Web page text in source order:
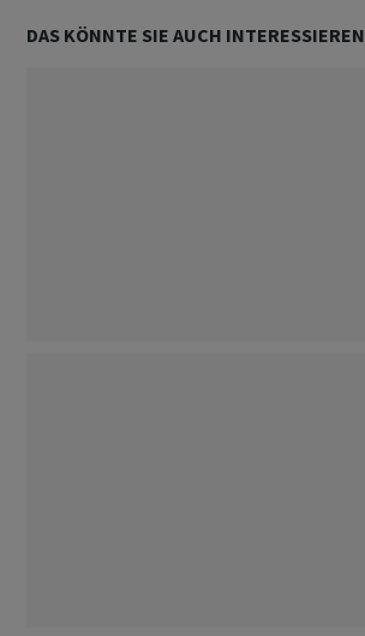
DAS KÖNNTE SIE AUCH INTERESSIEREN